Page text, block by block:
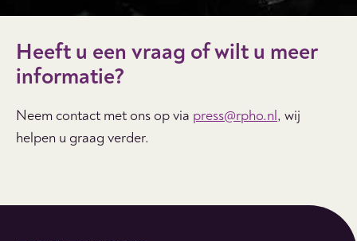
Heeft u een vraag of wilt u meer
informatie?
Neem contact met ons op via press@rpho.nl, wij
helpen u graag verder.